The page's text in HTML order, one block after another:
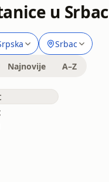
u Srbac
Srbac
Najnovije A–Z